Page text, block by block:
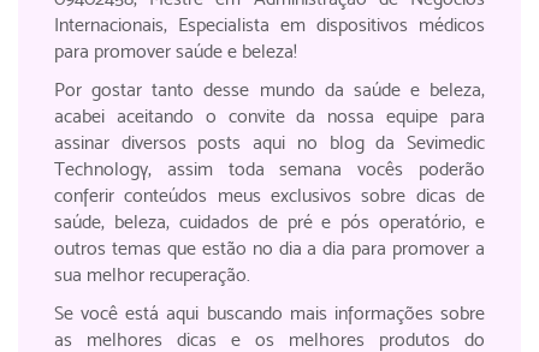
Internacionais, Especialista em dispositivos médicos
para promover saúde e beleza!
Por gostar tanto desse mundo da saúde e beleza,
acabei aceitando o convite da nossa equipe para
assinar diversos posts aqui no blog da Sevimedic
Technology, assim toda semana vocês poderão
conferir conteúdos meus exclusivos sobre dicas de
saúde, beleza, cuidados de pré e pós operatório, e
outros temas que estão no dia a dia para promover a
sua melhor recuperação.
Se você está aqui buscando mais informações sobre
as melhores dicas e os melhores produtos do